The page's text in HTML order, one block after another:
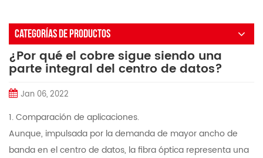
CATEGORÍAS DE PRODUCTOS
¿Por qué el cobre sigue siendo una
parte integral del centro de datos?
Jan 06, 2022
1. Comparación de aplicaciones.
Aunque, impulsada por la demanda de mayor ancho de
banda en el centro de datos, la fibra óptica representa una